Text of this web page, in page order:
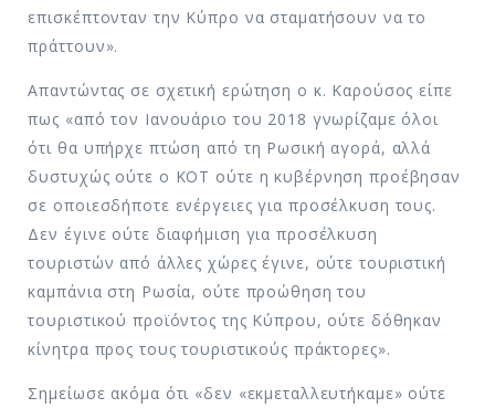
επισκέπτονταν την Κύπρο να σταματήσουν να το
πράττουν».
Απαντώντας σε σχετική ερώτηση ο κ. Καρούσος είπε
πως «από τον Ιανουάριο του 2018 γνωρίζαμε όλοι
ότι θα υπήρχε πτώση από τη Ρωσική αγορά, αλλά
δυστυχώς ούτε ο ΚΟΤ ούτε η κυβέρνηση προέβησαν
σε οποιεσδήποτε ενέργειες για προσέλκυση τους.
Δεν έγινε ούτε διαφήμιση για προσέλκυση
τουριστών από άλλες χώρες έγινε, ούτε τουριστική
καμπάνια στη Ρωσία, ούτε προώθηση του
τουριστικού προϊόντος της Κύπρου, ούτε δόθηκαν
κίνητρα προς τους τουριστικούς πράκτορες».
Σημείωσε ακόμα ότι «δεν «εκμεταλλευτήκαμε» ούτε